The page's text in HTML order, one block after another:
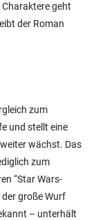
geht
der Roman
zum
und stellt eine
wächst. Das
zum
“Star Wars-
der große Wurf
– unterhält